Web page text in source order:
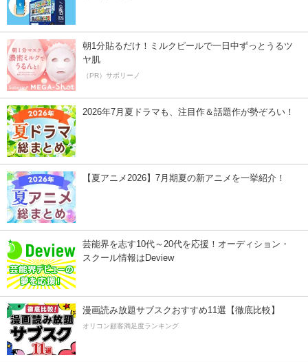
朝1分貼るだけ！ミルクピールで一日中ずっとうるツ
ヤ肌
（PR）サボリーノ
2026年7月夏ドラマも、注目作＆話題作が勢ぞろい！
【夏アニメ2026】7月期夏の新アニメを一挙紹介！
芸能界を志す10代～20代を応援！オーディション・
スクール情報はDeview
漫画読み放題サブスクおすすめ11選【徹底比較】
オリコン顧客満足度ランキング